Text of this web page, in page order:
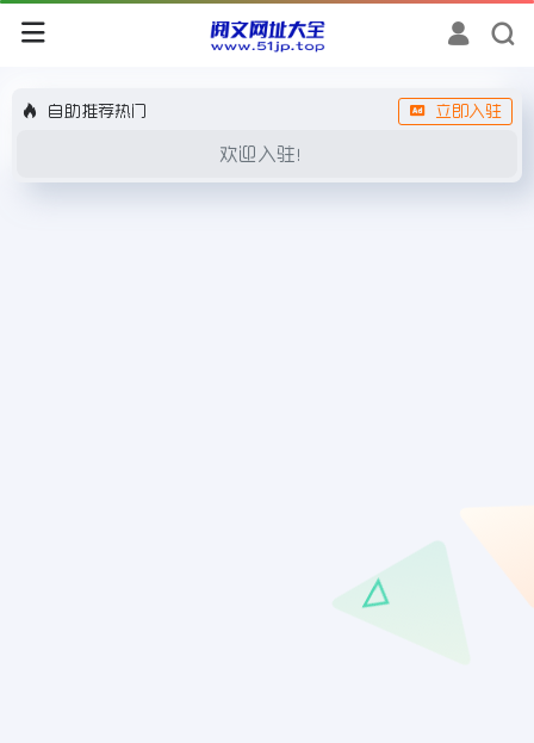
自助推荐热门 立即入驻
欢迎入驻！